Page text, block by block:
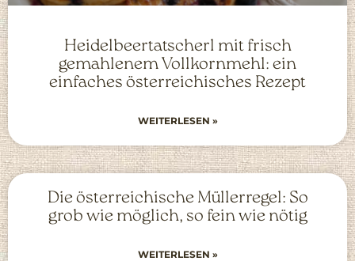
Heidelbeertatscherl mit frisch
gemahlenem Vollkornmehl: ein
einfaches österreichisches Rezept
WEITERLESEN »
Die österreichische Müllerregel: So
grob wie möglich, so fein wie nötig
WEITERLESEN »